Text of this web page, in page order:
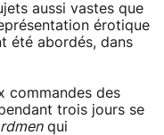
aussi vastes que
érotique
été abordés, dans
commandes des
trois jours se
qui